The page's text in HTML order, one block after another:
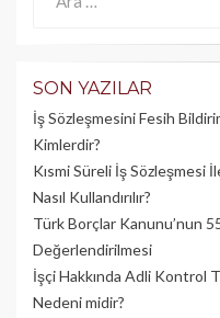
SON YAZILAR
İş Sözleşmesini Fesih
Kimlerdir?
Kısmi Süreli İş Sözleşmesi
Nasıl Kullandırılır?
Türk Borçlar Kanunu’nun
Değerlendirilmesi
İşçi Hakkında Adli Kontrol
Nedeni midir?